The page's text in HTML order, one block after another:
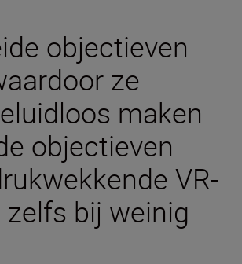
objectieven
ze
maken
objectieven
VR-
bij weinig